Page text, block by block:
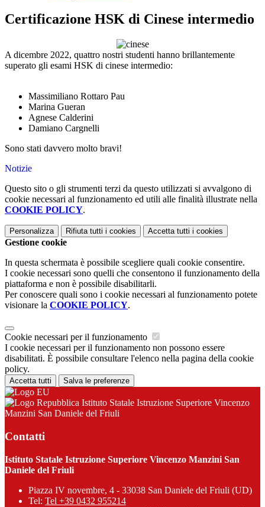
Certificazione HSK di Cinese intermedio
A dicembre 2022, quattro nostri studenti hanno brillantemente
superato gli esami HSK di cinese intermedio:
Massimiliano Rottaro Pau
Marina Gueran
Agnese Calderini
Damiano Cargnelli
Sono stati davvero molto bravi!
Notizie
Questo sito o gli strumenti terzi da questo utilizzati si avvalgono di
cookie necessari al funzionamento ed utili alle finalità illustrate nella
COOKIE POLICY.
Personalizza Rifiuta tutti i cookies Accetta tutti i cookies
Gestione cookie
In questa schermata è possibile scegliere quali cookie consentire.
I cookie necessari sono quelli che consentono il funzionamento della
piattaforma e non è possibile disabilitarli.
Per conoscere quali sono i cookie necessari al funzionamento potete
visionare la COOKIE POLICY.
Cookie necessari per il funzionamento
I cookie necessari per il funzionamento non possono essere
disabilitati. È possibile consultare l'elenco nella pagina della cookie
policy.
Accetta tutti Salva le preferenze
Istituto Statale Istruzione Superiore Vincenzo
Manzini San Daniele del Friuli
Contatti
Istituto Statale Istruzione Superiore Vincenzo Manzini San
Daniele del Friuli
Piazza IV novembre, 4 - 33038 San Daniele del Friuli (UD)
Tel: Tel +39 0432 955214